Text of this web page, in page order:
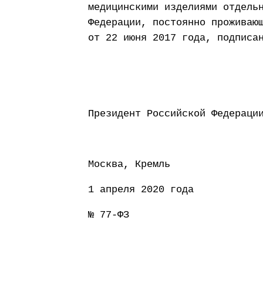
медицинскими изделиями
Федерации, постоянно
от 22 июня 2017 года,
Президент
Москва, Кремль
1 апреля 2020 года
№ 77-ФЗ